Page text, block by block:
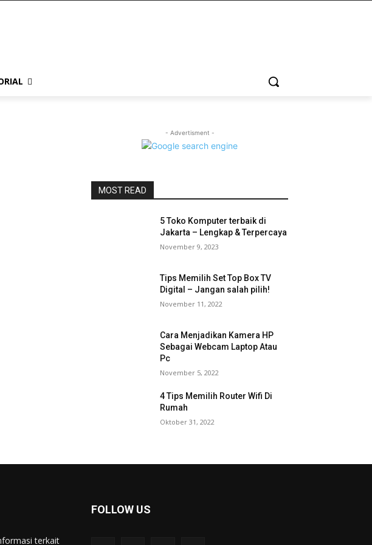
- Advertisment -
MOST READ
5 Toko Komputer terbaik di
Jakarta – Lengkap & Terpercaya
November 9, 2023
Tips Memilih Set Top Box TV
Digital – Jangan salah pilih!
November 11, 2022
Cara Menjadikan Kamera HP
Sebagai Webcam Laptop Atau
Pc
November 5, 2022
4 Tips Memilih Router Wifi Di
Rumah
Oktober 31, 2022
terkait
FOLLOW US